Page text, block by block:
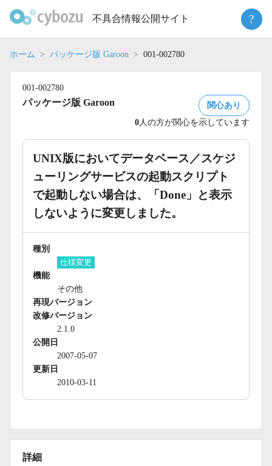
不具合情報公開サイト ?
ホーム パッケージ版 Garoon 001-002780
001-002780
パッケージ版 Garoon
関心あり
0 人の方が関心を示しています
UNIX版においてデータベース／スケジ
ューリングサービスの起動スクリプト
で起動しない場合は、「Done」と表示
しないように変更しました。
種別
仕様変更
機能
その他
再現バージョン
改修バージョン
2.1.0
公開日
2007-05-07
更新日
2010-03-11
詳細